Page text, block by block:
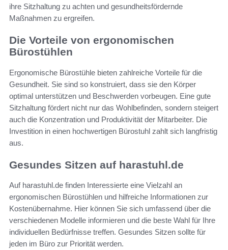
ihre Sitzhaltung zu achten und gesundheitsfördernde
Maßnahmen zu ergreifen.
Die Vorteile von ergonomischen
Bürostühlen
Ergonomische Bürostühle bieten zahlreiche Vorteile für die
Gesundheit. Sie sind so konstruiert, dass sie den Körper
optimal unterstützen und Beschwerden vorbeugen. Eine gute
Sitzhaltung fördert nicht nur das Wohlbefinden, sondern steigert
auch die Konzentration und Produktivität der Mitarbeiter. Die
Investition in einen hochwertigen Bürostuhl zahlt sich langfristig
aus.
Gesundes Sitzen auf harastuhl.de
Auf harastuhl.de finden Interessierte eine Vielzahl an
ergonomischen Bürostühlen und hilfreiche Informationen zur
Kostenübernahme. Hier können Sie sich umfassend über die
verschiedenen Modelle informieren und die beste Wahl für Ihre
individuellen Bedürfnisse treffen. Gesundes Sitzen sollte für
jeden im Büro zur Priorität werden.